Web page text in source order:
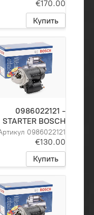
€170.00
Купить
0986022121 -
STARTER BOSCH
0986022121
€130.00
Купить